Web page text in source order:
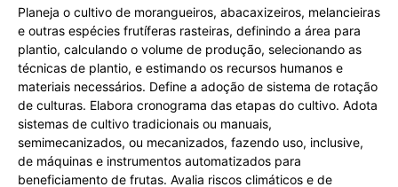
Planeja o cultivo de morangueiros, abacaxizeiros, melancieiras
e outras espécies frutíferas rasteiras, definindo a área para
plantio, calculando o volume de produção, selecionando as
técnicas de plantio, e estimando os recursos humanos e
materiais necessários. Define a adoção de sistema de rotação
de culturas. Elabora cronograma das etapas do cultivo. Adota
sistemas de cultivo tradicionais ou manuais,
semimecanizados, ou mecanizados, fazendo uso, inclusive,
de máquinas e instrumentos automatizados para
beneficiamento de frutas. Avalia riscos climáticos e de